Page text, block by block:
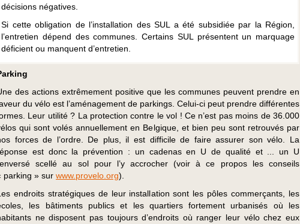
décisions négatives.
Si cette obligation de l’installation des SUL a été subsidiée par la Région,
l’entretien dépend des communes. Certains SUL présentent un marquage
déficient ou manquent d’entretien.
des actions extrêmement positive que les communes peuvent prendre en
du vélo est l’aménagement de parkings. Celui-ci peut prendre différentes
Leur utilité ? La protection contre le vol ! Ce n’est pas moins de 36.000
qui sont volés annuellement en Belgique, et bien peu sont retrouvés par
forces de l’ordre. De plus, il est difficile de faire assurer son vélo. La
est donc la prévention : un cadenas en U de qualité et ... un U
scellé au sol pour l’y accrocher (voir à ce propos les conseils
parking » sur www.provelo.org).
endroits stratégiques de leur installation sont les pôles commerçants, les
les bâtiments publics et les quartiers fortement urbanisés où les
ne disposent pas toujours d’endroits où ranger leur vélo chez eux